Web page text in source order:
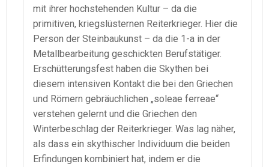
mit ihrer hochstehenden Kultur – da die
primitiven, kriegslüsternen Reiterkrieger. Hier die
Person der Steinbaukunst – da die 1-a in der
Metallbearbeitung geschickten Berufstätiger.
Erschütterungsfest haben die Skythen bei
diesem intensiven Kontakt die bei den Griechen
und Römern gebräuchlichen „soleae ferreae“
verstehen gelernt und die Griechen den
Winterbeschlag der Reiterkrieger. Was lag näher,
als dass ein skythischer Individuum die beiden
Erfindungen kombiniert hat, indem er die